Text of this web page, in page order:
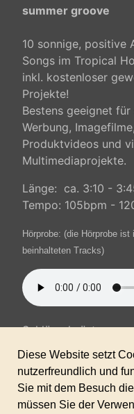
summer groove
10 sonnige, positive
Songs im Tropical
inkl. kostenloser
Projekte!
Bestens geeignet
Werbung, Imagefilme,
Produktvideos und
Multimediaprojekte.
Länge: ca. 3:10 -
Tempo: 105bpm -
Hörprobe: (die Hörprobe
beinhalteten Tracks)
Schlüsselwörter:
positiv, motivierend,
Werbung, Imagefilm,
tropical, neue
inspirierend.